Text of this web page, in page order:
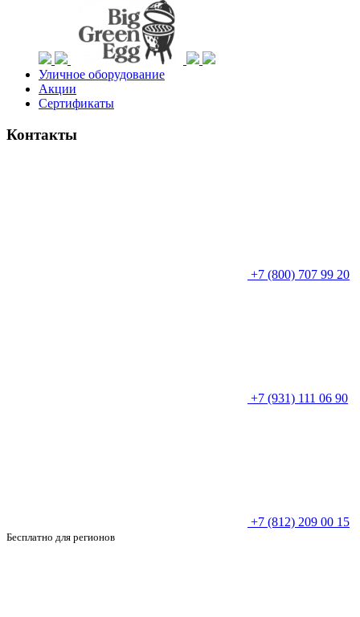
Уличное оборудование
Акции
Сертификаты
Контакты
+7 (800) 707 99 20
+7 (931) 111 06 90
+7 (812) 209 00 15
Бесплатно для регионов